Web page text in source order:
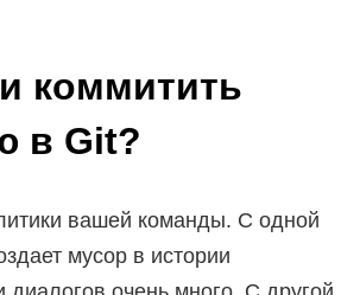
коммитить
в Git?
вашей команды. С одной
мусор в истории